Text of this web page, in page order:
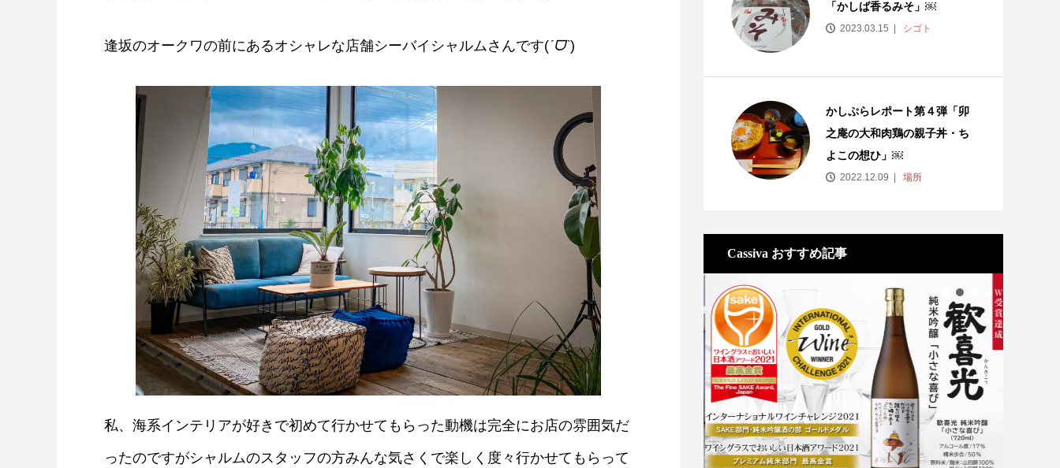
逢坂のオークワの前にあるオシャレな店舗シーバイシャルムさんです(ˊᗜˋ)
私、海系インテリアが好きで初めて行かせてもらった動機は完全にお店の雰囲気だ
ったのですがシャルムのスタッフの方みんな気さくで楽しく度々行かせてもらって
「かしば香るみそ」￼
2023.03.15 シゴト
かしぷらレポート第４弾「卯
之庵の大和肉鶏の親子丼・ち
よこの想ひ」￼
2022.12.09 場所
Cassiva おすすめ記事